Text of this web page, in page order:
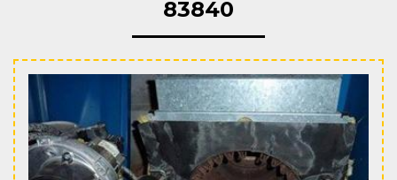
83840